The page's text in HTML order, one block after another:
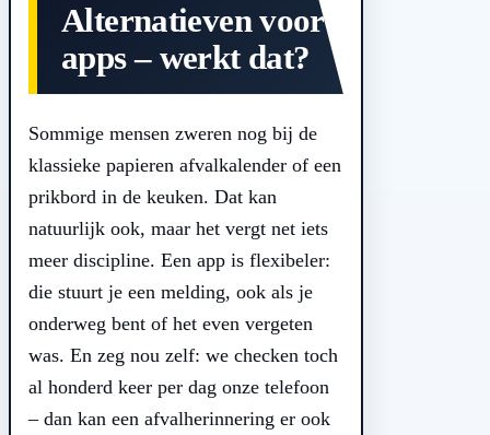
Alternatieven voor
apps – werkt dat?
Sommige mensen zweren nog bij de
klassieke papieren afvalkalender of een
prikbord in de keuken. Dat kan
natuurlijk ook, maar het vergt net iets
meer discipline. Een app is flexibeler:
die stuurt je een melding, ook als je
onderweg bent of het even vergeten
was. En zeg nou zelf: we checken toch
al honderd keer per dag onze telefoon
– dan kan een afvalherinnering er ook